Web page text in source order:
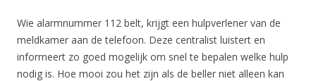
Wie alarmnummer 112 belt, krijgt een hulpverlener van de
meldkamer aan de telefoon. Deze centralist luistert en
informeert zo goed mogelijk om snel te bepalen welke hulp
nodig is. Hoe mooi zou het zijn als de beller niet alleen kan